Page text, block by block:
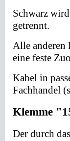
Schwarz
getrennt.
Alle anderen
eine feste
Kabel in
Fachhandel
Klemme
Der durch